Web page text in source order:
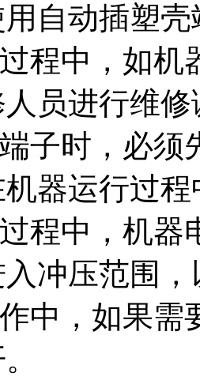
动插塑壳
中，如机
员进行维
时，必须
器运行过
中，机器
冲压范围
，如果需